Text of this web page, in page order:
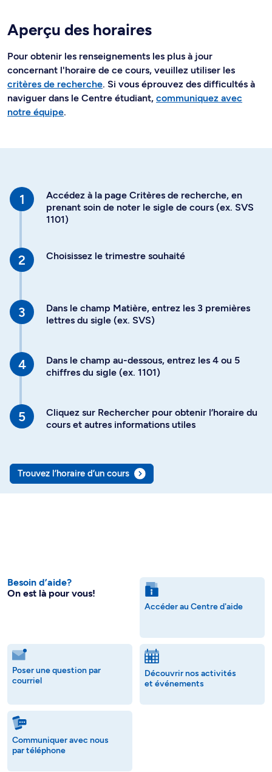
Aperçu des horaires
Pour obtenir les renseignements les plus à jour
concernant l'horaire de ce cours, veuillez utiliser les
critères de recherche. Si vous éprouvez des difficultés à
naviguer dans le Centre étudiant, communiquez avec
notre équipe.
Accédez à la page Critères de recherche, en
prenant soin de noter le sigle de cours (ex. SVS
1101)
Choisissez le trimestre souhaité
Dans le champ Matière, entrez les 3 premières
lettres du sigle (ex. SVS)
Dans le champ au-dessous, entrez les 4 ou 5
chiffres du sigle (ex. 1101)
Cliquez sur Rechercher pour obtenir l’horaire du
cours et autres informations utiles
Trouvez l’horaire d’un cours
Besoin d’aide?
On est là pour vous!
Accéder au Centre d'aide
Poser une question par
courriel
Découvrir nos activités
et événements
Communiquer avec nous
par téléphone